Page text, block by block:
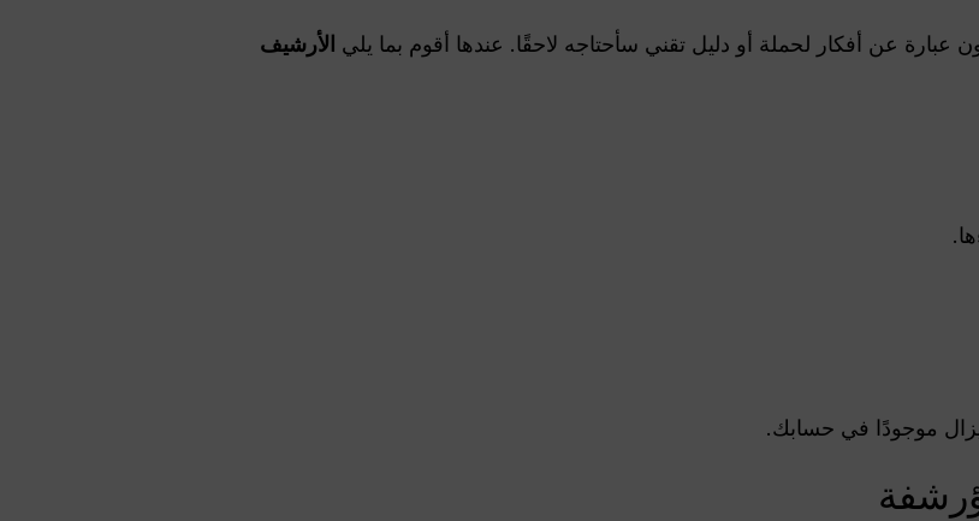
عبارة عن أفكار لحملة أو دليل تقني سأحتاجه لاحقًا. عندها أقوم بما يلي الأرشيف
يزال موجودًا في حسابك.